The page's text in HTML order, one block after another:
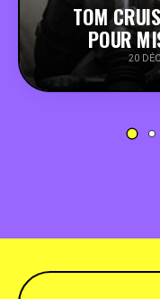
TOM
POUR
20